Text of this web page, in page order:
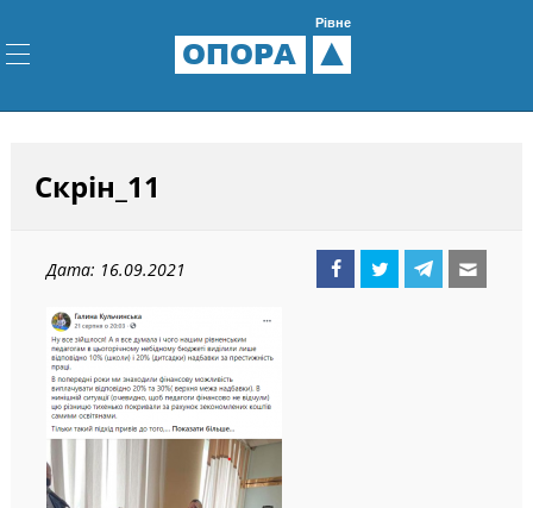
ОПОРА
Рівне
Скрін_11
Дата: 16.09.2021